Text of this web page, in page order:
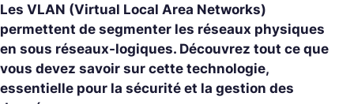
Les VLAN (Virtual Local Area Networks)
permettent de segmenter les réseaux physiques
en sous réseaux-logiques. Découvrez tout ce que
vous devez savoir sur cette technologie,
essentielle pour la sécurité et la gestion des